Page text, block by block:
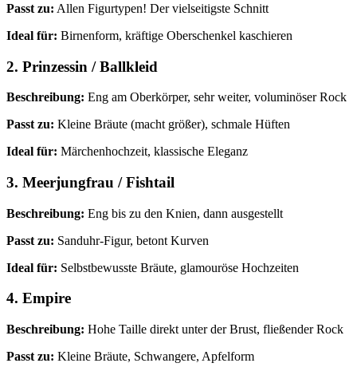
Passt zu: Allen Figurtypen! Der vielseitigste Schnitt
Ideal für: Birnenform, kräftige Oberschenkel kaschieren
2. Prinzessin / Ballkleid
Beschreibung: Eng am Oberkörper, sehr weiter, voluminöser Rock
Passt zu: Kleine Bräute (macht größer), schmale Hüften
Ideal für: Märchenhochzeit, klassische Eleganz
3. Meerjungfrau / Fishtail
Beschreibung: Eng bis zu den Knien, dann ausgestellt
Passt zu: Sanduhr-Figur, betont Kurven
Ideal für: Selbstbewusste Bräute, glamouröse Hochzeiten
4. Empire
Beschreibung: Hohe Taille direkt unter der Brust, fließender Rock
Passt zu: Kleine Bräute, Schwangere, Apfelform